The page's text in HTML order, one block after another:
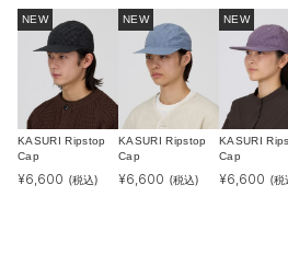
NEW
KASURI Ripstop
Cap
¥6,600 (税込)
NEW
KASURI Ripstop
Cap
¥6,600 (税込)
NEW
KASURI
Cap
¥6,600 (税